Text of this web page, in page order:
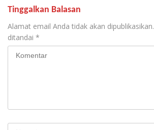
Tinggalkan Balasan
Alamat email Anda tidak akan dipublikasikan.
ditandai *